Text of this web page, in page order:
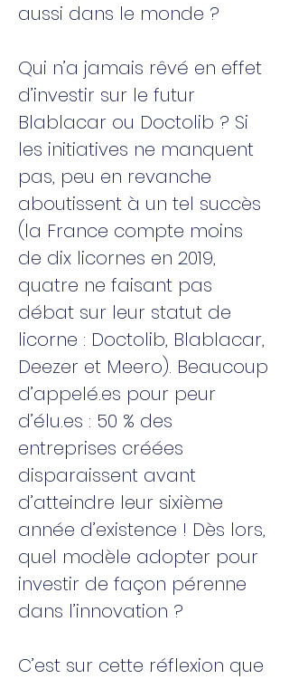
aussi dans le monde ?
Qui n’a jamais rêvé en effet
d’investir sur le futur
Blablacar ou Doctolib ? Si
les initiatives ne manquent
pas, peu en revanche
aboutissent à un tel succès
(la France compte moins
de dix licornes en 2019,
quatre ne faisant pas
débat sur leur statut de
licorne : Doctolib, Blablacar,
Deezer et Meero). Beaucoup
d’appelé.es pour peur
d’élu.es : 50 % des
entreprises créées
disparaissent avant
d’atteindre leur sixième
année d’existence ! Dès lors,
quel modèle adopter pour
investir de façon pérenne
dans l’innovation ?
C’est sur cette réflexion que